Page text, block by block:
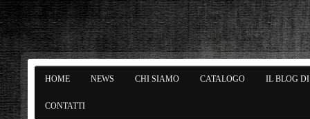
HOME NEWS CHI SIAMO CATALOGO IL BLOG
CONTATTI